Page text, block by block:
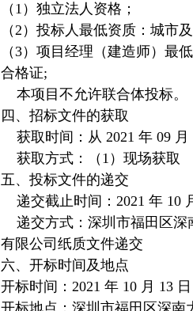
（1）独立法人资格；
（2）投标人最低资质：城市
（3）项目经理（建造师）最
合格证;
本项目不允许联合体投标。
四、招标文件的获取
获取时间：从 2021 年 09 月
获取方式：（1）现场获取
五、投标文件的递交
递交截止时间：2021 年 10
递交方式：深圳市福田区深
有限公司纸质文件递交
六、开标时间及地点
开标时间：2021 年 10 月 13
开标地点：深圳市福田区深南